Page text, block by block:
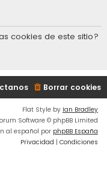
cookies de este sitio?
Borrar cookies
Flat Style by Ian Bradley
Software © phpBB Limited
al español por phpBB España
Privacidad | Condiciones